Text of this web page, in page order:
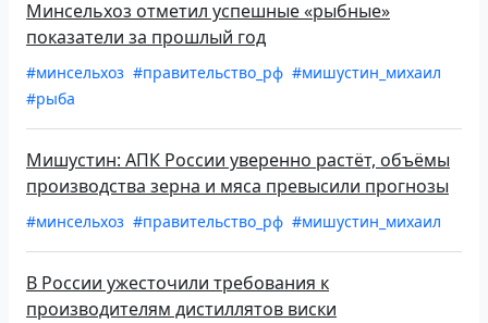
Минсельхоз отметил успешные «рыбные»
показатели за прошлый год
#минсельхоз #правительство_рф #мишустин_михаил
#рыба
Мишустин: АПК России уверенно растёт, объёмы
производства зерна и мяса превысили прогнозы
#минсельхоз #правительство_рф #мишустин_михаил
В России ужесточили требования к
производителям дистиллятов виски